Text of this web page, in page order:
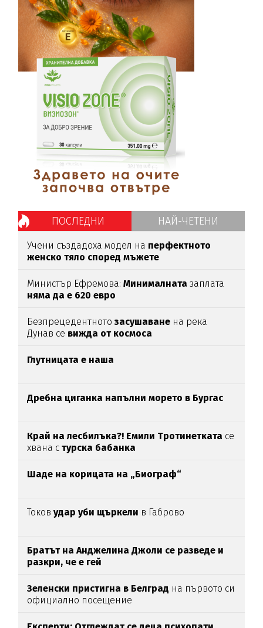
ПОСЛЕДНИ НАЙ-ЧЕТЕНИ
Учени създадоха модел на перфектното
женско тяло според мъжете
Министър Ефремова:Минималната заплата
няма да е 620 евро
Безпрецедентнотозасушаване на река
Дунав се вижда от космоса
Глутницата е наша
Дребна циганка напълни морето в Бургас
Край на лесбилъка?! Емили Тротинетката се
хвана с турска бабанка
Шаде на корицата на „Биограф“
Токовудар уби щъркели в Габрово
Братът на Анджелина Джоли се разведе и
разкри, че е гей
Зеленски пристигна в Белград на първото си
официално посещение